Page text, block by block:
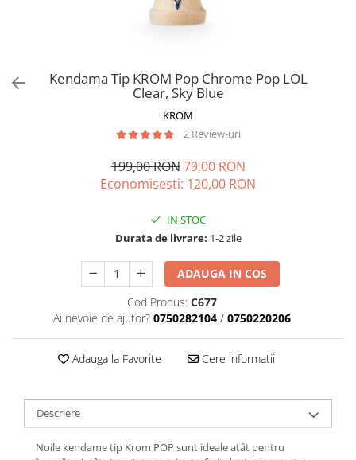
Masa manichiura
Kendama Tip KROM Pop Chrome Pop LOL
Clear, Sky Blue
KROM
2 Review-uri
199,00 RON 79,00 RON
Economisesti: 120,00 RON
IN STOC
Durata de livrare: 1-2 zile
ADAUGA IN COS
Cod Produs: C677
Ai nevoie de ajutor? 0750282104 / 0750220206
Adauga la Favorite Cere informatii
Descriere
Noile kendame tip Krom POP sunt ideale atât pentru